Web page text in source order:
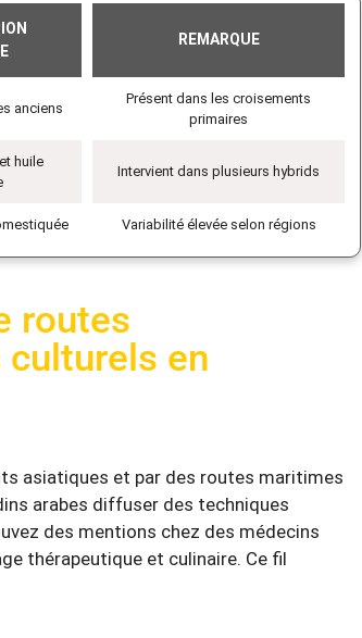
REMARQUE
anciens
Présent dans les croisements
primaires
huile
Intervient dans plusieurs hybrids
Variabilité élevée selon régions
routes
en
asiatiques et par des routes maritimes
arabes diffuser des techniques
des mentions chez des médecins
thérapeutique et culinaire. Ce fil